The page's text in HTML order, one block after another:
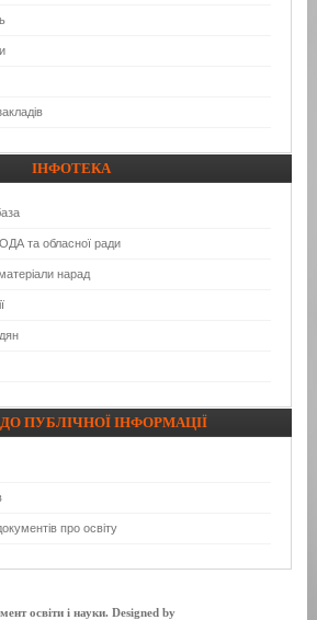
ІНФОТЕКА
та обласної ради
нарад
ДО ПУБЛІЧНОЇ ІНФОРМАЦІЇ
про освіту
освіти і науки. Designed by